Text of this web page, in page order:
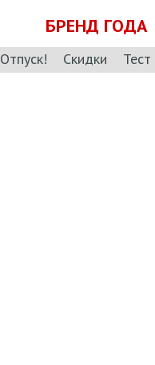
БРЕНД ГОДА
Отпуск! Скидки